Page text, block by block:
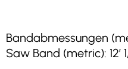
Bandabmessungen
Saw Band (metric): 12′